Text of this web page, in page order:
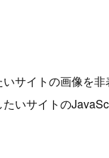
サイトの画像を非
いサイトの